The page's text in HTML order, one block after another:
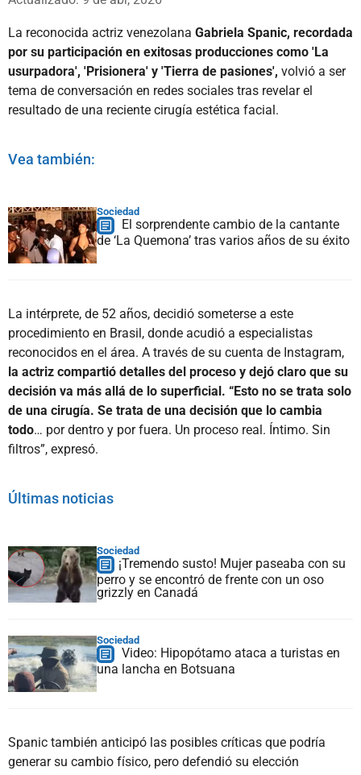
La reconocida actriz venezolana Gabriela Spanic, recordada
por su participación en exitosas producciones como 'La
usurpadora', 'Prisionera' y 'Tierra de pasiones', volvió a ser
tema de conversación en redes sociales tras revelar el
resultado de una reciente cirugía estética facial.
Vea también:
Sociedad
El sorprendente cambio de la cantante
de ‘La Quemona’ tras varios años de su éxito
La intérprete, de 52 años, decidió someterse a este
procedimiento en Brasil, donde acudió a especialistas
reconocidos en el área. A través de su cuenta de Instagram,
la actriz compartió detalles del proceso y dejó claro que su
decisión va más allá de lo superficial. “Esto no se trata solo
de una cirugía. Se trata de una decisión que lo cambia
todo… por dentro y por fuera. Un proceso real. Íntimo. Sin
filtros”, expresó.
Últimas noticias
Sociedad
¡Tremendo susto! Mujer paseaba con su
perro y se encontró de frente con un oso
grizzly en Canadá
Sociedad
Video: Hipopótamo ataca a turistas en
una lancha en Botsuana
Spanic también anticipó las posibles críticas que podría
generar su cambio físico, pero defendió su elección